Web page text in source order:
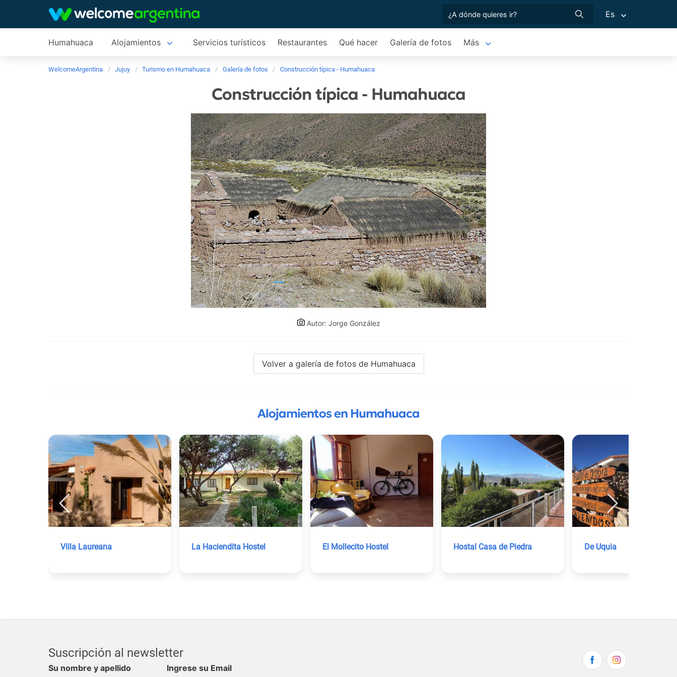
Es
Humahuaca Alojamientos Servicios turísticos Restaurantes Qué hacer Galería de fotos Más
WelcomeArgentina Jujuy Turismo en Humahuaca Galería de fotos Construcción típica - Humahuaca
Construcción típica - Humahuaca
Autor: Jorge González
Volver a galería de fotos de Humahuaca
Alojamientos en Humahuaca
Villa Laureana La Haciendita Hostel El Mollecito Hostel Hostal Casa de Piedra De Uquia
Suscripción al newsletter
Su nombre y apellido Ingrese su Email